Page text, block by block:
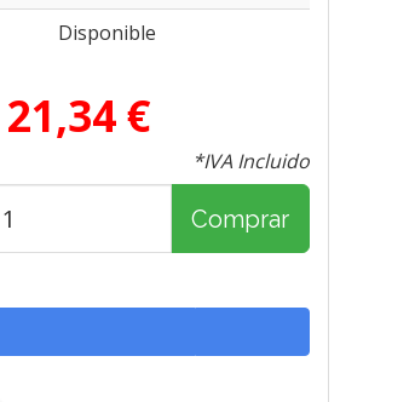
Disponible
21,34 €
*IVA Incluido
Comprar